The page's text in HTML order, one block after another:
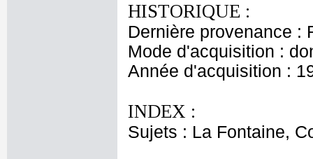
HISTORIQUE :
Dernière provenance :
Mode d'acquisition :
Année d'acquisition :
INDEX :
Sujets : La Fontaine,